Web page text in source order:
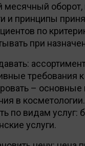
месячный
и принципы
по
при
требования
–
в
по видам услуг:
услуги.